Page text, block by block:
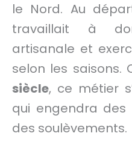
le Nord. Au
travaillait à
artisanale et
selon les saisons.
siècle, ce métier
qui engendra des
des soulèvements.